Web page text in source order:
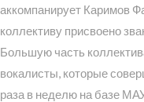
аккомпанирует Каримов
коллективу присвоено
Большую часть
вокалисты, которые
раза в неделю на базе